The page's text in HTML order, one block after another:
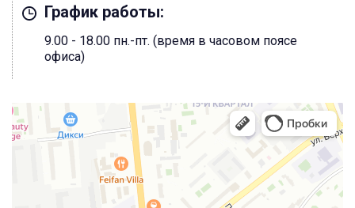
График работы:
9.00 - 18.00 пн.-пт. (время в часовом поясе
офиса)